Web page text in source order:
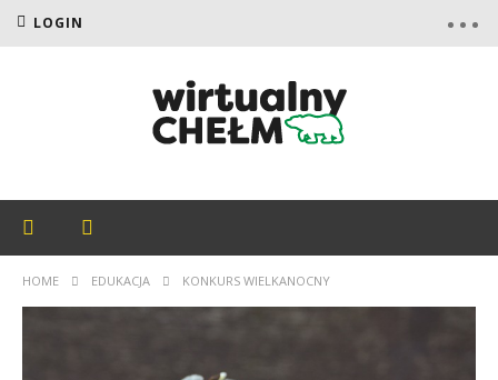
LOGIN
HOME EDUKACJA KONKURS WIELKANOCNY